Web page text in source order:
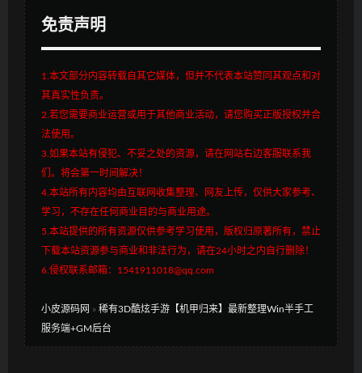
免责声明
1.本文部分内容转载自其它媒体，但并不代表本站赞同其观点和对
其真实性负责。
2.若您需要商业运营或用于其他商业活动，请您购买正版授权并合
法使用。
3.如果本站有侵犯、不妥之处的资源，请在网站右边客服联系我
们。将会第一时间解决！
4.本站所有内容均由互联网收集整理、网友上传，仅供大家参考、
学习，不存在任何商业目的与商业用途。
5.本站提供的所有资源仅供参考学习使用，版权归原著所有，禁止
下载本站资源参与商业和非法行为，请在24小时之内自行删除！
6.侵权联系邮箱：1541911018@qq.com
小皮源码网 » 稀有3D酷炫手游【机甲归来】最新整理Win半手工
服务端+GM后台